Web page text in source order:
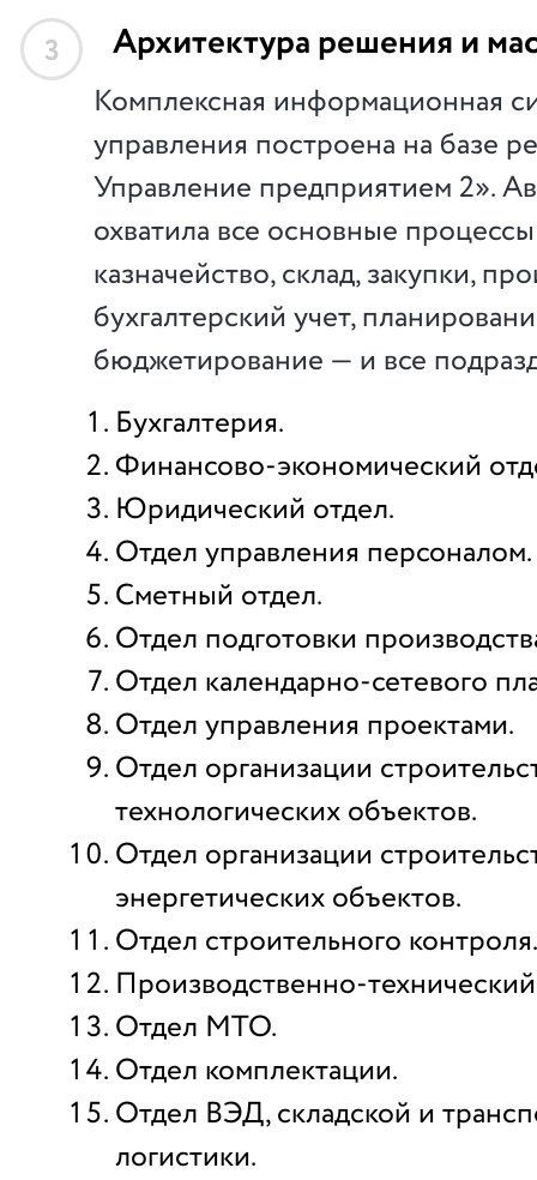
3 Архитектура решения и
Комплексная информационная
управления построена на базе
Управление предприятием 2».
охватила все основные
казначейство, склад, закупки,
бухгалтерский учет,
бюджетирование — и все
Бухгалтерия.
Финансово-экономический
Юридический отдел.
Отдел управления персоналом.
Сметный отдел.
Отдел подготовки
Отдел календарно-сетевого
Отдел управления проектами.
Отдел организации
технологических объектов.
Отдел организации
энергетических объектов.
Отдел строительного контроля.
Производственно-
Отдел МТО.
Отдел комплектации.
Отдел ВЭД, складской и
логистики.